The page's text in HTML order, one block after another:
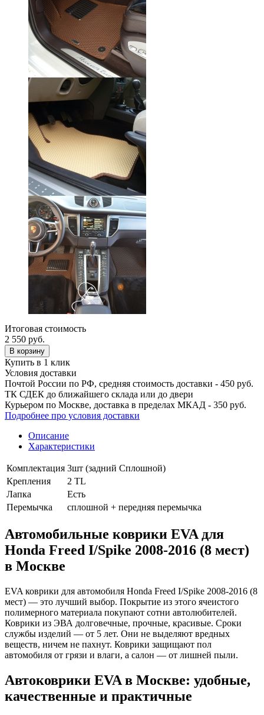
Итоговая стоимость
2 550 руб.
В корзину
Купить в 1 клик
Условия доставки
Почтой России по РФ, средняя стоимость доставки - 450 руб.
ТК СДЕК до ближайшего склада или до двери
Курьером по Москве, доставка в пределах МКАД - 350 руб.
Подробнее про условия доставки
Описание
Характеристики
Комплектация 3шт (задний Сплошной)
Крепления
2 TL
Лапка
Есть
Перемычка
сплошной + передняя перемычка
Автомобильные коврики EVA для
Honda Freed I/Spike 2008-2016 (8 мест)
в Москве
EVA коврики для автомобиля Honda Freed I/Spike 2008-2016 (8
мест) — это лучший выбор. Покрытие из этого ячеистого
полимерного материала покупают сотни автолюбителей.
Коврики из ЭВА долговечные, прочные, красивые. Сроки
службы изделий — от 5 лет. Они не выделяют вредных
веществ, ничем не пахнут. Коврики защищают пол
автомобиля от грязи и влаги, а салон — от лишней пыли.
Автоковрики EVA в Москве: удобные,
качественные и практичные